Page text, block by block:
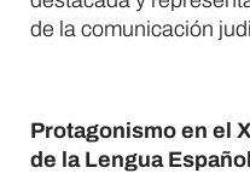
de la comunicación
Protagonismo en el
de la Lengua